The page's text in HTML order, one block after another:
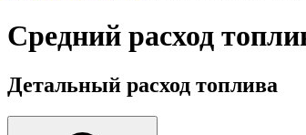
Средний расход
Детальный расход топлива